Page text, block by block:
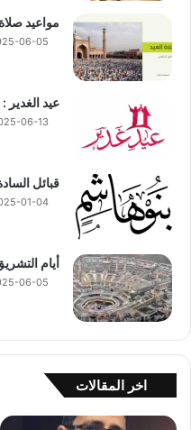
مواعيد
06-05
عيد الغدير
06-13
قبائل
01-04
أيام
06-05
اخر المقالات